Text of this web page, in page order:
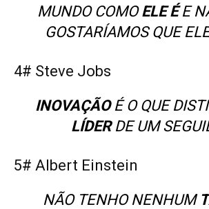
MUNDO COMOELE ÉE
GOSTARÍAMOS QUE
4# Steve Jobs
INOVAÇÃOÉ O QUE
LÍDERDE UM
5# Albert Einstein
NÃO TENHO NENHUM